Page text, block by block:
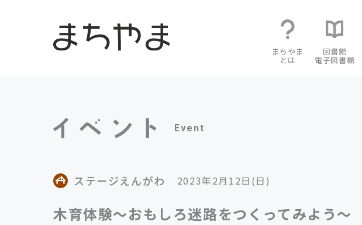
まちやま
とは
図書館
電子図書館
Event
ステージえんがわ 2023年2月12日(日)
木育体験〜おもしろ迷路をつくってみよう〜